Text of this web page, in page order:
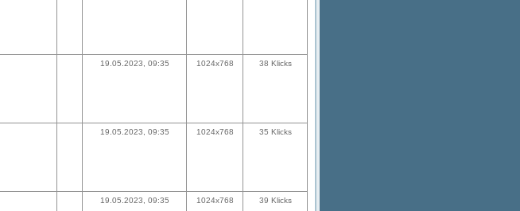
19.05.2023, 09:35 1024x768 38 Klicks
19.05.2023, 09:35 1024x768 35 Klicks
19.05.2023, 09:35 1024x768 39 Klicks